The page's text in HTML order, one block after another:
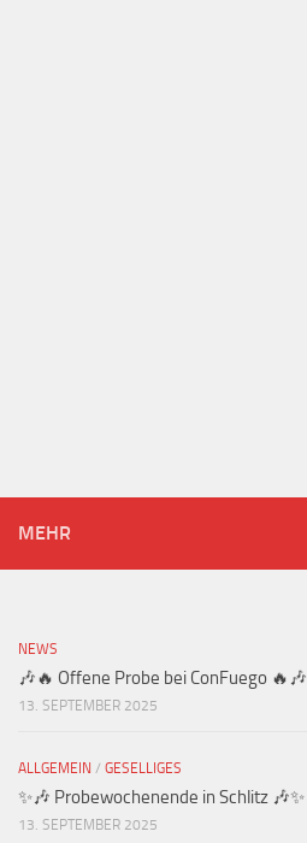
MEHR
NEWS
🎶🔥 Offene Probe bei ConFuego 🔥🎶
13. SEPTEMBER 2025
ALLGEMEIN / GESELLIGES
✨🎶 Probewochenende in Schlitz 🎶✨
13. SEPTEMBER 2025